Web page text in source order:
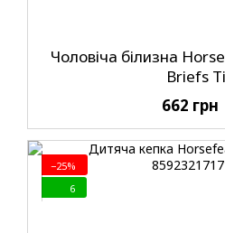
Чоловіча білизна
Briefs
662 грн
−25%
6